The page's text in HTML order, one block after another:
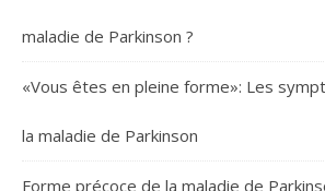
maladie de Parkinson ?
«Vous êtes en pleine forme»: Les
la maladie de Parkinson
Forme précoce de la maladie de